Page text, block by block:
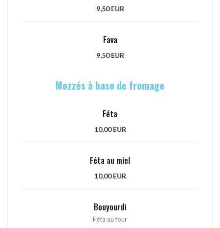
9,50 EUR
Fava
9,50 EUR
Mezzés à base de fromage
Féta
10,00 EUR
Féta au miel
10,00 EUR
Bouyourdi
Féta au four